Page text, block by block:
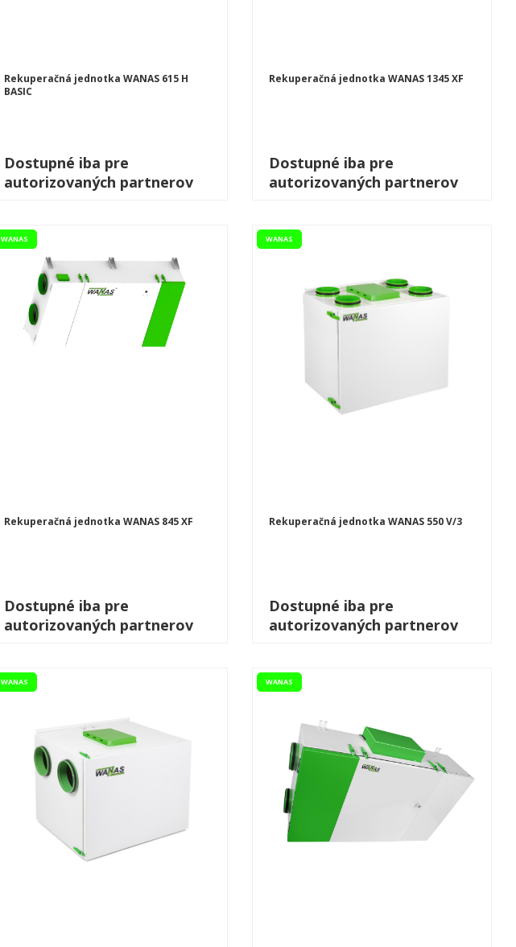
Rekuperačná jednotka WANAS 615 H
BASIC
Dostupné iba pre
autorizovaných partnerov
Rekuperačná jednotka WANAS 1345 XF
Dostupné iba pre
autorizovaných partnerov
WANAS
Rekuperačná jednotka WANAS 845 XF
Dostupné iba pre
autorizovaných partnerov
WANAS
Rekuperačná jednotka WANAS 550 V/3
Dostupné iba pre
autorizovaných partnerov
WANAS WANAS